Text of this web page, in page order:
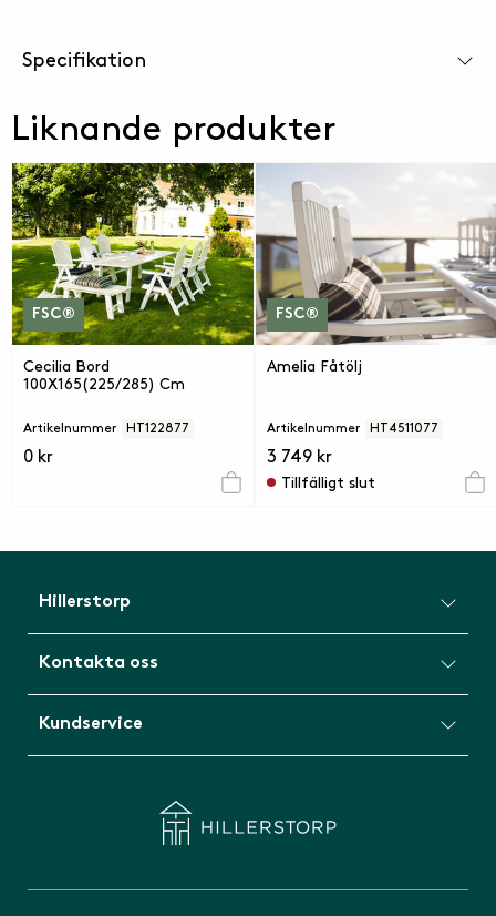
Specifikation
Liknande produkter
FSC®
Cecilia Bord
100X165(225/285) Cm
Artikelnummer HT122877
0 kr
FSC®
Amelia Fåtölj
Artikelnummer HT4511077
3 749 kr
Tillfälligt slut
Hillerstorp
Kontakta oss
Kundservice